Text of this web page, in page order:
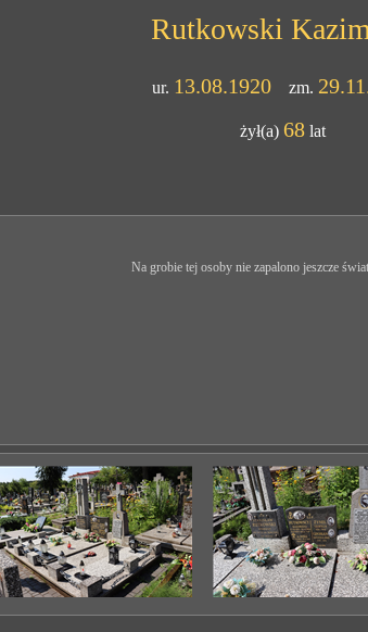
Rutkowski
ur. 13.08.1920zm.
żył(a) 68 lat
Na grobie tej osoby nie zapalono jeszcze